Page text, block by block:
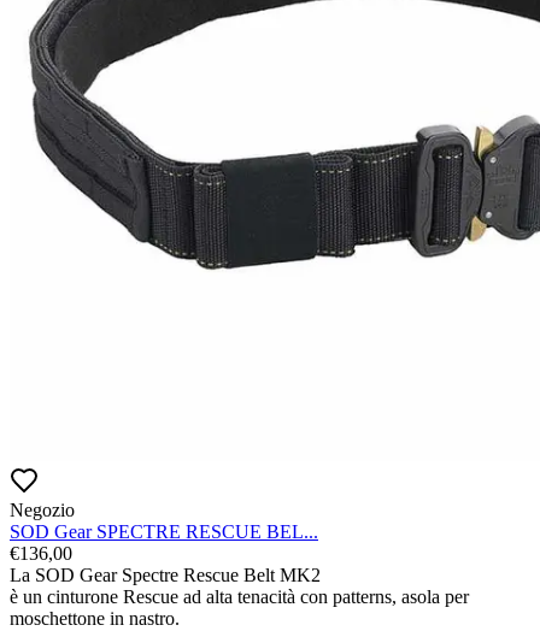
Negozio
SOD Gear SPECTRE RESCUE BEL...
€136,00
La SOD Gear Spectre Rescue Belt MK2
è un cinturone Rescue ad alta tenacità con patterns, asola per
moschettone in nastro.